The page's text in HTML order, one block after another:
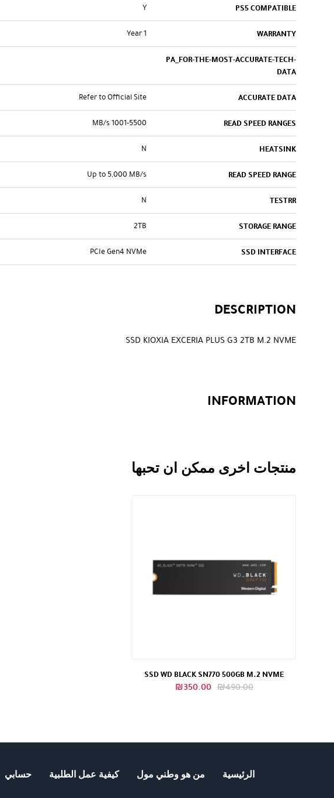
PS5 COMPATIBLE
Y
WARRANTY
Year 1
PA_FOR-THE-MOST-ACCURATE-TECH-
DATA
ACCURATE DATA
Refer to Official Site
READ SPEED RANGES
1001-5500 MB/s
HEATSINK
N
READ SPEED RANGE
Up to 5,000 MB/s
TESTRR
N
STORAGE RANGE
2TB
SSD INTERFACE
PCIe Gen4 NVMe
DESCRIPTION
SSD KIOXIA EXCERIA PLUS G3 2TB M.2 NVME
INFORMATION
منتجات اخرى ممكن ان تحبها
SSD WD BLACK SN770 500GB M.2 NVME
₪490.00
السعر ₪350.00
الرئيسية من هو وطني مول كيفية عمل الطلبية حسابي